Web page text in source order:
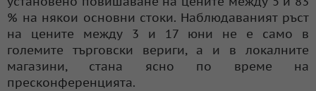
% на някои основни стоки. Наблюдаваният ръст
на цените между 3 и 17 юни не е само в
големите търговски вериги, а и в локалните
магазини, стана ясно по време на
пресконференцията.